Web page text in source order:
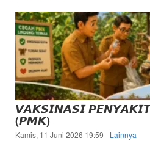
𝙑𝘼𝙆𝙎𝙄𝙉𝘼𝙎𝙄
(𝙋𝙈𝙆)
Kamis, 11 Juni 2026 19:59 - Lainnya